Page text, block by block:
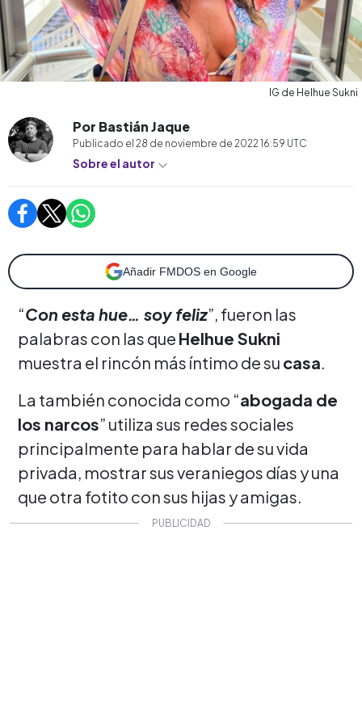
IG de Helhue Sukni
Por Bastián Jaque
Publicado el 28 de noviembre de 2022 16:59 UTC
Sobre el autor
Añadir FMDOS en Google
“Con esta hue… soy feliz”, fueron las
palabras con las que Helhue Sukni
muestra el rincón más íntimo de su casa.
La también conocida como “abogada de
los narcos” utiliza sus redes sociales
principalmente para hablar de su vida
privada, mostrar sus veraniegos días y una
que otra fotito con sus hijas y amigas.